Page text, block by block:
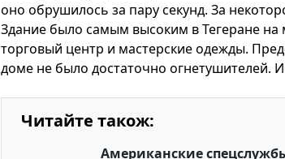
оно обрушилось за пару секунд. За
Здание было самым высоким в Тегеране на
торговый центр и мастерские одежды.
доме не было достаточно огнетушителей.
Читайте також:
Американские